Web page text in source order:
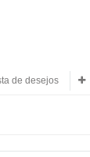
de desejos